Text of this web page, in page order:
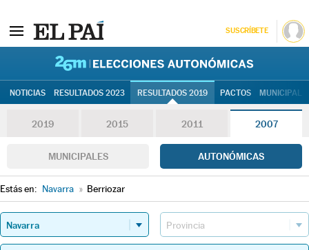
SUSCRÍBETE
NOTICIAS RESULTADOS 2023 RESULTADOS 2019 PACTOS
2019 2015 2011 2007
MUNICIPALES AUTONÓMICAS
Estás en: Navarra » Berriozar